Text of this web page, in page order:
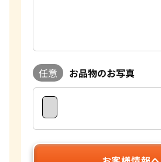
任意 お品物のお写真